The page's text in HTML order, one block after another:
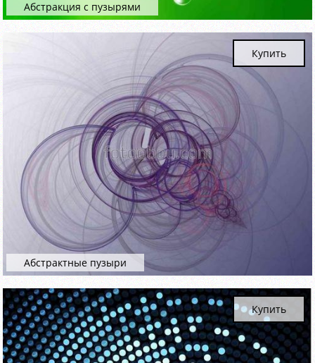
Абстракция с пузырями
Абстрактные пузыри
Купить
Купить